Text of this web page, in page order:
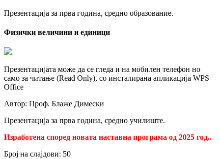
Презентација за прва година, средно образование.
Физички величини и единици
Презентацијата може да се гледа и на мобилен телефон но
само за читање (Read Only), со инсталирана апликација WPS
Office
Автор: Проф. Блаже Димески
Презентација за прва година, средно училиште.
Изработена според новата наставна програма од 2025 год..
Број на слајдови: 50